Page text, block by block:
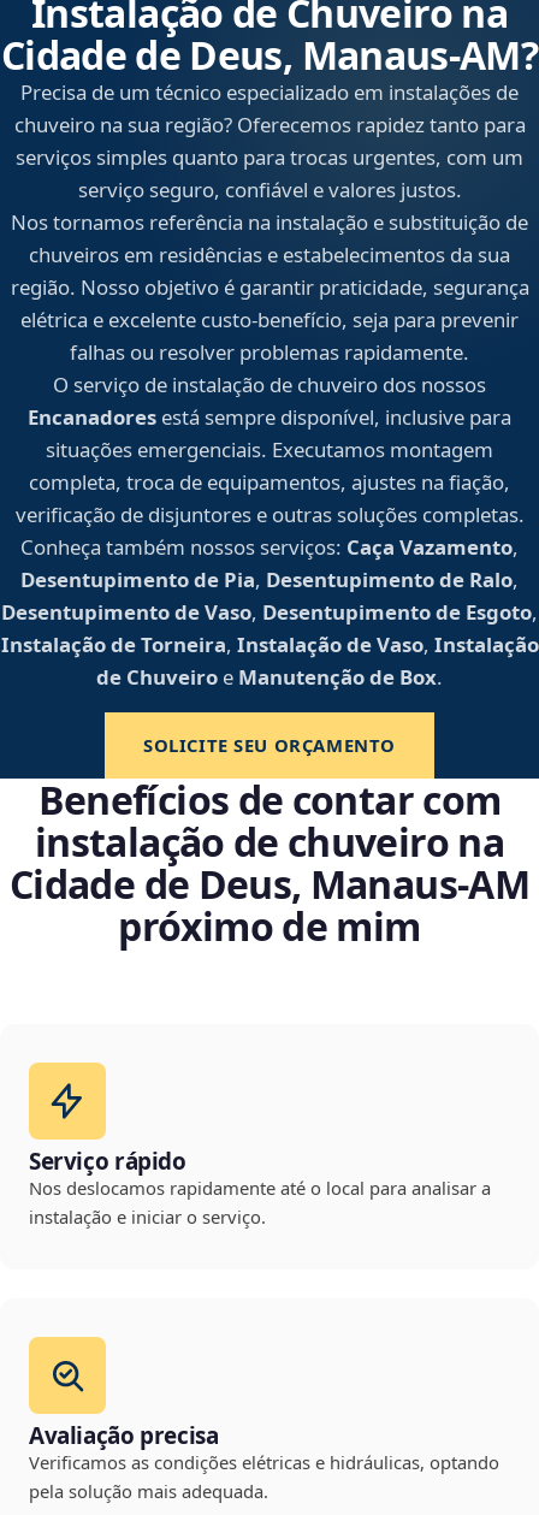
Instalação de Chuveiro na
Cidade de Deus, Manaus‑AM?
Precisa de um técnico especializado em instalações de
chuveiro na sua região? Oferecemos rapidez tanto para
serviços simples quanto para trocas urgentes, com um
serviço seguro, confiável e valores justos.
Nos tornamos referência na instalação e substituição de
chuveiros em residências e estabelecimentos da sua
região. Nosso objetivo é garantir praticidade, segurança
elétrica e excelente custo-benefício, seja para prevenir
falhas ou resolver problemas rapidamente.
O serviço de instalação de chuveiro dos nossos
Encanadores está sempre disponível, inclusive para
situações emergenciais. Executamos montagem
completa, troca de equipamentos, ajustes na fiação,
verificação de disjuntores e outras soluções completas.
Conheça também nossos serviços: Caça Vazamento,
Desentupimento de Pia, Desentupimento de Ralo,
Desentupimento de Vaso, Desentupimento de Esgoto,
Instalação de Torneira, Instalação de Vaso, Instalação
de Chuveiro e Manutenção de Box.
SOLICITE SEU ORÇAMENTO
Benefícios de contar com
instalação de chuveiro na
Cidade de Deus, Manaus‑AM
próximo de mim
Serviço rápido
Nos deslocamos rapidamente até o local para analisar a
instalação e iniciar o serviço.
Avaliação precisa
Verificamos as condições elétricas e hidráulicas, optando
pela solução mais adequada.